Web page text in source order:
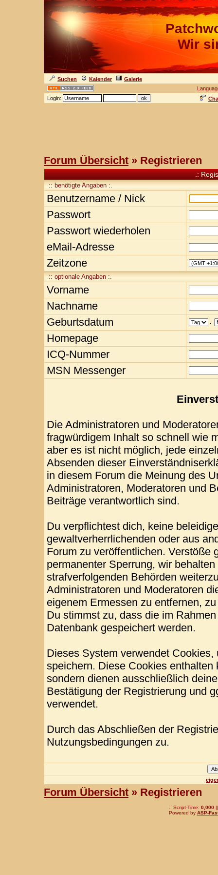
Wir
Suchen Kalender
Galerie
Login:
Forum Übersicht » Registrieren
.:
:: benötigte Angaben :.
Benutzername / Nick
Passwort
Passwort wiederholen
eMail-Adresse
Zeitzone
:: optionale Angaben :.
Vorname
Nachname
Geburtsdatum
.
Homepage
ICQ-Nummer
MSN Messenger
Die Administratoren und
fragwürdigem Inhalt so schnell wie
aber es ist nicht möglich, jede
Absenden dieser
in diesem Forum die Meinung des
Administratoren, Moderatoren und
Beiträge verantwortlich sind.
Du verpflichtest dich, keine
gewaltverherrlichenden oder aus
Forum zu veröffentlichen. Verstöße
permanenter Sperrung, wir
strafverfolgenden Behörden
Administratoren und Moderatoren
eigenem Ermessen zu entfernen,
Du stimmst zu, dass die im
Datenbank gespeichert werden.
Dieses System verwendet
speichern. Diese Cookies
sondern dienen ausschließlich
Bestätigung der Registrierung und
verwendet.
Durch das Abschließen der
Nutzungsbedingungen zu.
Forum Übersicht » Registrieren
.: Script-Time: 0,000||
Powered by ASP-